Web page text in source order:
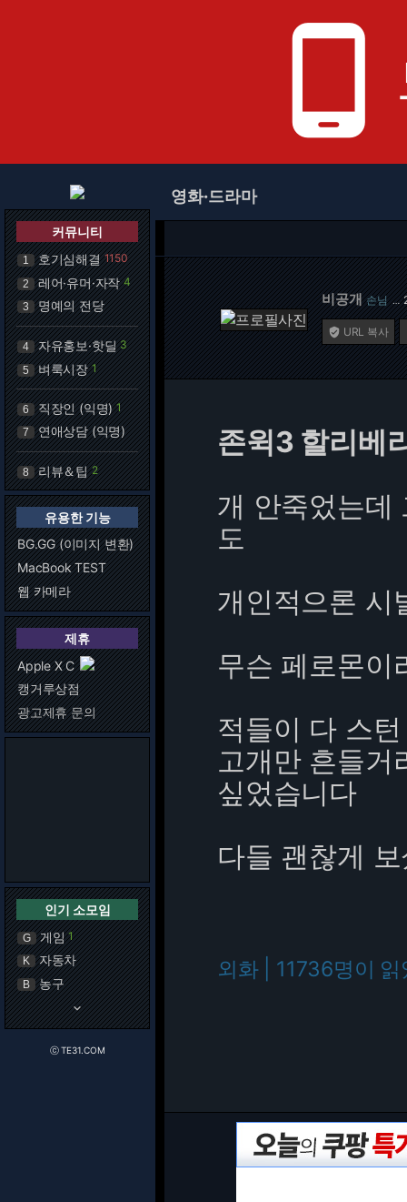
phone_android
커뮤니티
1 호기심해결 1150
2 레어·유머·자작 4
3 명예의 전당
4 자유홍보·핫딜 3
5 벼룩시장 1
6 직장인 (익명) 1
7 연애상담 (익명)
8 리뷰＆팁 2
유용한 기능
BG.GG (이미지 변환)
MacBook TEST
웹 카메라
제휴
Apple X C
캥거루상점
광고제휴 문의
인기 소모임
G 게임 1
K 자동차
B 농구
keyboard_arrow_down
ⓒ TE31.COM
영화·드라마
비공개 손님 …
 URL 복사
존윅3 할리베
개 안죽었는데
도
개인적으론 시
무슨 페로몬이
적들이 다 스
고개만 흔들거
싶었습니다
다들 괜찮게
외화 | 11736명이 읽